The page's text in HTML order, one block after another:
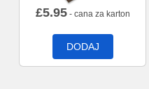
£5.95- cana za karton
DODAJ